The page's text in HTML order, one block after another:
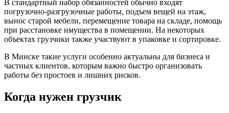
В стандартный набор обязанностей обычно входят
погрузочно-разгрузочные работы, подъем вещей на этаж,
вынос старой мебели, перемещение товара на складе, помощь
при расстановке имущества в помещении. На некоторых
объектах грузчики также участвуют в упаковке и сортировке.
В Минске такие услуги особенно актуальны для бизнеса и
частных клиентов, которым важно быстро организовать
работы без простоев и лишних рисков.
Когда нужен грузчик